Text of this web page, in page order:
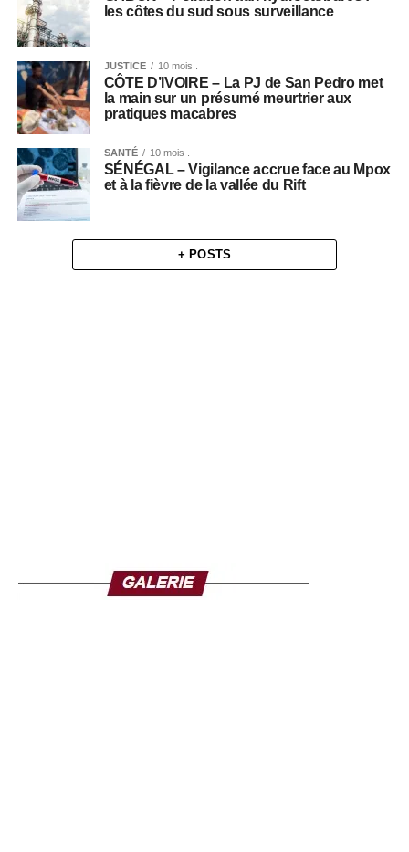
les côtes du sud sous surveillance
JUSTICE 10 mois .
CÔTE D’IVOIRE – La PJ de San Pedro met
la main sur un présumé meurtrier aux
pratiques macabres
SANTÉ 10 mois .
SÉNÉGAL – Vigilance accrue face au Mpox
et à la fièvre de la vallée du Rift
+ POSTS